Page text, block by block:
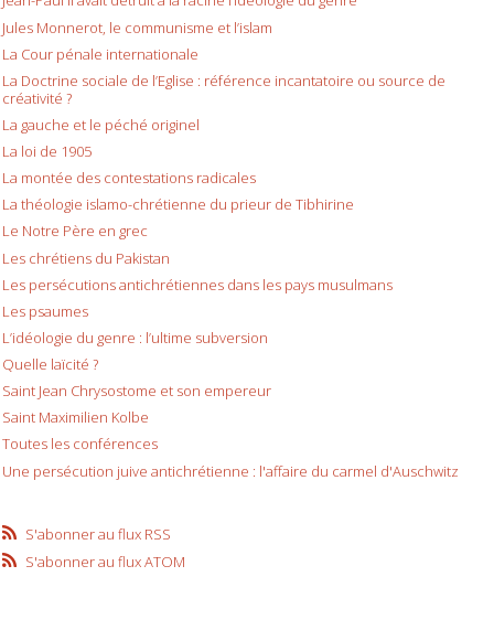
Jules Monnerot, le communisme et l’islam
La Cour pénale internationale
La Doctrine sociale de l’Eglise : référence incantatoire ou source de
créativité ?
La gauche et le péché originel
La loi de 1905
La montée des contestations radicales
La théologie islamo-chrétienne du prieur de Tibhirine
Le Notre Père en grec
Les chrétiens du Pakistan
Les persécutions antichrétiennes dans les pays musulmans
Les psaumes
L’idéologie du genre : l’ultime subversion
Quelle laïcité ?
Saint Jean Chrysostome et son empereur
Saint Maximilien Kolbe
Toutes les conférences
Une persécution juive antichrétienne : l'affaire du carmel d'Auschwitz
S'abonner au flux RSS
S'abonner au flux ATOM